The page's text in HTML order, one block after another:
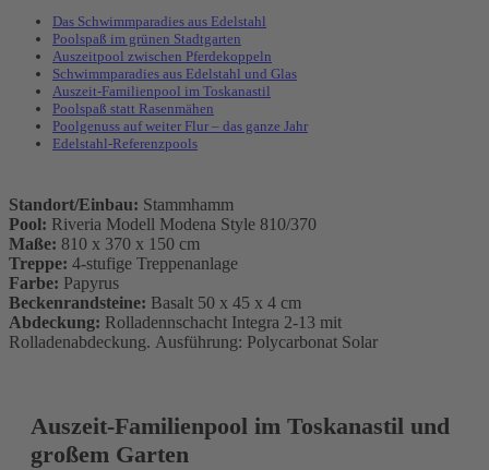
Das Schwimmparadies aus Edelstahl
Poolspaß im grünen Stadtgarten
Auszeitpool zwischen Pferdekoppeln
Schwimmparadies aus Edelstahl und Glas
Auszeit-Familienpool im Toskanastil
Poolspaß statt Rasenmähen
Poolgenuss auf weiter Flur – das ganze Jahr
Edelstahl-Referenzpools
Standort/Einbau: Stammhamm
Pool: Riveria Modell Modena Style 810/370
Maße: 810 x 370 x 150 cm
Treppe: 4-stufige Treppenanlage
Farbe: Papyrus
Beckenrandsteine: Basalt 50 x 45 x 4 cm
Abdeckung: Rolladennschacht Integra 2-13 mit
Rolladenabdeckung. Ausführung: Polycarbonat Solar
Auszeit-Familienpool im Toskanastil und
großem Garten